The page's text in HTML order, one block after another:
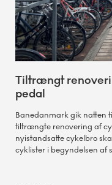
Tiltrængt
pedal
Banedanmark gik natten
tiltrængte renovering af
nyistandsatte cykelbro
cyklister i begyndelsen af